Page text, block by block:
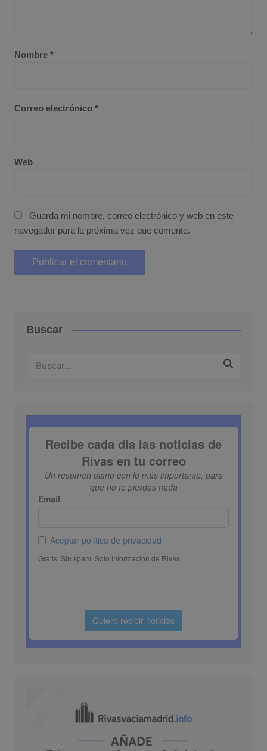
Nombre *
Correo electrónico *
Web
Guarda mi nombre, correo electrónico y web en este
navegador para la próxima vez que comente.
Buscar